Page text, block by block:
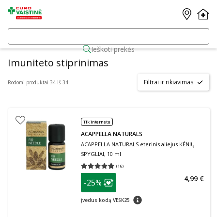
Ieškoti prekės
Imuniteto stiprinimas
Rodomi produktai 34 iš 34 Filtrai ir rikiavimas
Tik internetu
ACAPPELLA NATURALS
ACAPPELLA NATURALS eterinis aliejus KĖNIŲ
SPYGLIAI, 10 ml
(16)
Vidutinis įvertinimas 4.75
patarimas
Lojalumo klubo narių nuolaida
-25%
Įvedus kodą VESK25 patarimas
4,99 €